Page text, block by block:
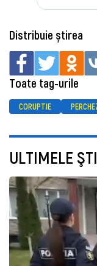
Distribuie știrea
Toate tag-urile
CORUPTIE
ULTIMELE